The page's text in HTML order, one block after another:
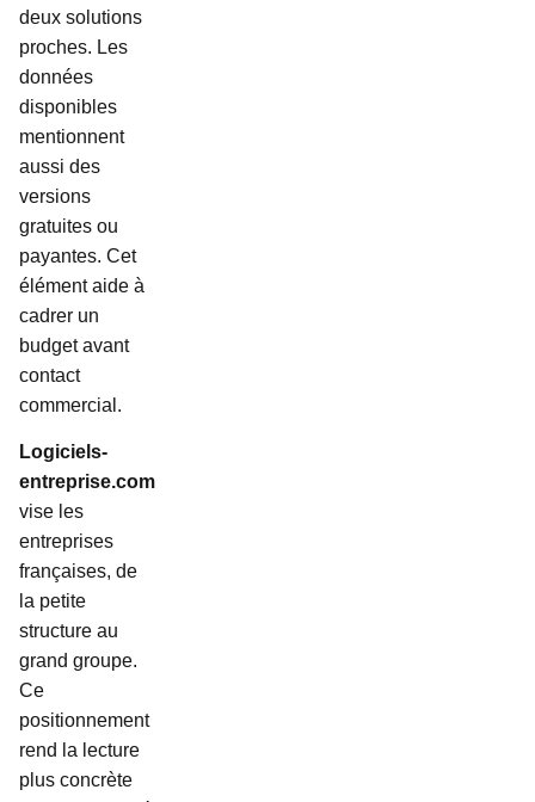
deux solutions
proches. Les
données
disponibles
mentionnent
aussi des
versions
gratuites ou
payantes. Cet
élément aide à
cadrer un
budget avant
contact
commercial.
Logiciels-
entreprise.com
vise les
entreprises
françaises, de
la petite
structure au
grand groupe.
Ce
positionnement
rend la lecture
plus concrète